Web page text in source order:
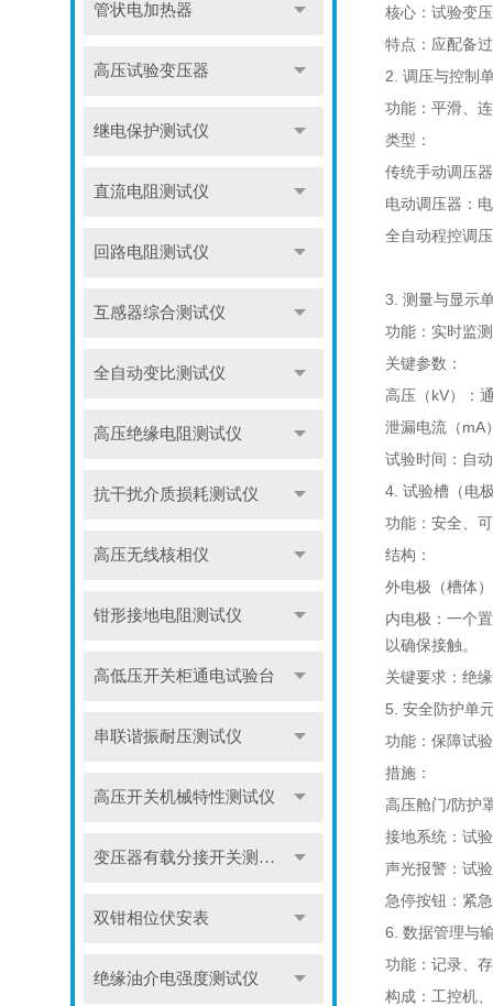
管状电加热器
高压试验变压器
继电保护测试仪
直流电阻测试仪
回路电阻测试仪
互感器综合测试仪
全自动变比测试仪
高压绝缘电阻测试仪
抗干扰介质损耗测试仪
高压无线核相仪
钳形接地电阻测试仪
高低压开关柜通电试验台
串联谐振耐压测试仪
高压开关机械特性测试仪
变压器有载分接开关测试仪
双钳相位伏安表
绝缘油介电强度测试仪
核心：试验变
特点：应配备
2. 调压与控制
功能：平滑、
类型：
传统手动调压
电动调压器：
全自动程控调
3. 测量与显示
功能：实时监
关键参数：
高压（kV）：
泄漏电流（mA
试验时间：自
4. 试验槽（电
功能：安全、
结构：
外电极（槽体
内电极：一个
以确保接触。
关键要求：绝
5. 安全防护单
功能：保障试
措施：
高压舱门/防护
接地系统：试
声光报警：试
急停按钮：紧
6. 数据管理与
功能：记录、
构成：工控机